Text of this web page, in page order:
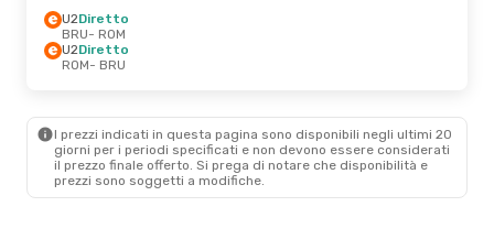
U2Diretto
BRU- ROM
U2Diretto
ROM- BRU
I prezzi indicati in questa pagina sono disponibili negli ultimi 20
giorni per i periodi specificati e non devono essere considerati
il ​​prezzo finale offerto. Si prega di notare che disponibilità e
prezzi sono soggetti a modifiche.